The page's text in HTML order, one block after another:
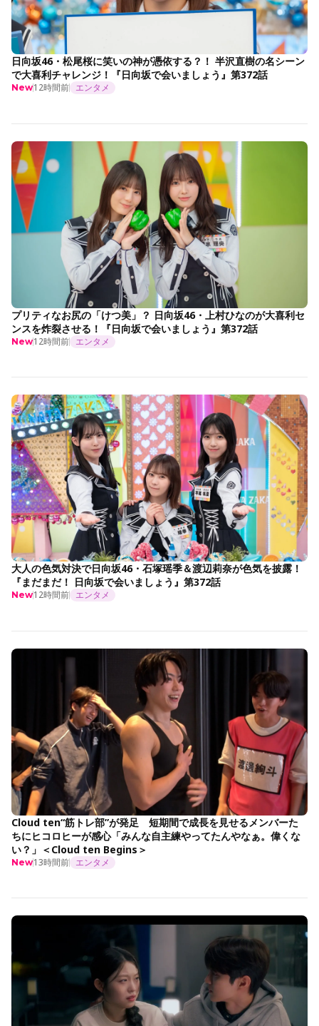
日向坂46・松尾桜に笑いの神が憑依する？！ 半沢直樹の名シーン
で大喜利チャレンジ！『日向坂で会いましょう』第372話
New12時間前 エンタメ
プリティなお尻の「けつ美」？ 日向坂46・上村ひなのが大喜利セ
ンスを炸裂させる！『日向坂で会いましょう』第372話
New12時間前 エンタメ
大人の色気対決で日向坂46・石塚瑶季＆渡辺莉奈が色気を披露！
『まだまだ！ 日向坂で会いましょう』第372話
New12時間前 エンタメ
Cloud ten“筋トレ部”が発足 短期間で成長を見せるメンバーた
ちにヒコロヒーが感心「みんな自主練やってたんやなぁ。偉くな
い？」＜Cloud ten Begins＞
New13時間前 エンタメ